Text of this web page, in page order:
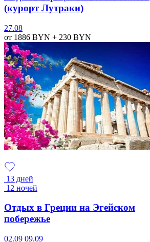
(курорт Лутраки)
27.08
от 1886 BYN + 230 BYN
13 дней
12 ночей
Отдых в Греции на Эгейском
побережье
02.09 09.09